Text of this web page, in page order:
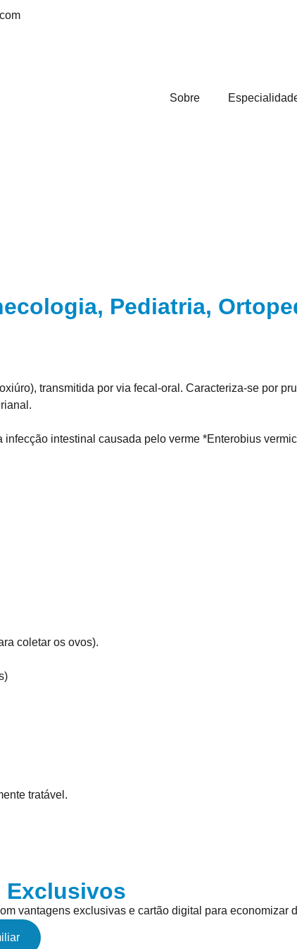
Sobre
Pediatria,
transmitida por via fecal-oral. Caracteriza-se por
intestinal causada pelo verme *Enterobius
coletar os ovos).
tratável.
Exclusivos
vantagens exclusivas e cartão digital para economizar